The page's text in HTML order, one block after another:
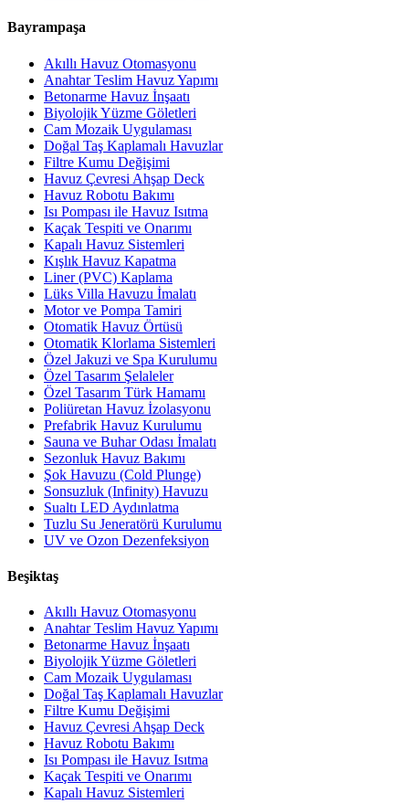
Bayrampaşa
Akıllı Havuz Otomasyonu
Anahtar Teslim Havuz Yapımı
Betonarme Havuz İnşaatı
Biyolojik Yüzme Göletleri
Cam Mozaik Uygulaması
Doğal Taş Kaplamalı Havuzlar
Filtre Kumu Değişimi
Havuz Çevresi Ahşap Deck
Havuz Robotu Bakımı
Isı Pompası ile Havuz Isıtma
Kaçak Tespiti ve Onarımı
Kapalı Havuz Sistemleri
Kışlık Havuz Kapatma
Liner (PVC) Kaplama
Lüks Villa Havuzu İmalatı
Motor ve Pompa Tamiri
Otomatik Havuz Örtüsü
Otomatik Klorlama Sistemleri
Özel Jakuzi ve Spa Kurulumu
Özel Tasarım Şelaleler
Özel Tasarım Türk Hamamı
Poliüretan Havuz İzolasyonu
Prefabrik Havuz Kurulumu
Sauna ve Buhar Odası İmalatı
Sezonluk Havuz Bakımı
Şok Havuzu (Cold Plunge)
Sonsuzluk (Infinity) Havuzu
Sualtı LED Aydınlatma
Tuzlu Su Jeneratörü Kurulumu
UV ve Ozon Dezenfeksiyon
Beşiktaş
Akıllı Havuz Otomasyonu
Anahtar Teslim Havuz Yapımı
Betonarme Havuz İnşaatı
Biyolojik Yüzme Göletleri
Cam Mozaik Uygulaması
Doğal Taş Kaplamalı Havuzlar
Filtre Kumu Değişimi
Havuz Çevresi Ahşap Deck
Havuz Robotu Bakımı
Isı Pompası ile Havuz Isıtma
Kaçak Tespiti ve Onarımı
Kapalı Havuz Sistemleri